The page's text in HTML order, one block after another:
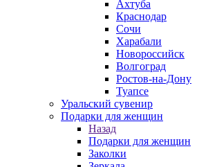
Ахтуба
Краснодар
Сочи
Харабали
Новороссийск
Волгоград
Ростов-на-Дону
Туапсе
Уральский сувенир
Подарки для женщин
Назад
Подарки для женщин
Заколки